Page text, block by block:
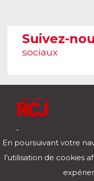
Suivez-
sociaux
Télécharger notre
En poursuivant votre
l’utilisation de cookies